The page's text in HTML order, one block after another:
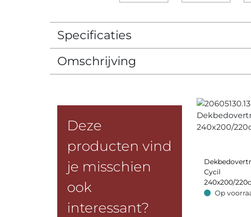
Specificaties
Omschrijving
Deze
producten vind
je misschien
ook
interessant?
Cycil
240x200/
Grey
Op voorraad
Op